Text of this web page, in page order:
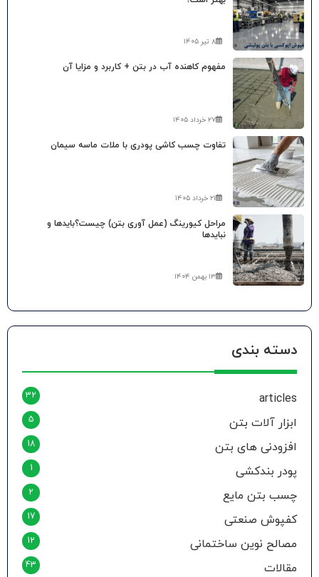
۸ تیر ۱۴۰۵
مفهوم کاهنده آب در بتن + کاربرد و مزایا آن
۲۷ خرداد ۱۴۰۵
تفاوت چسب کاشی پودری با ملات ماسه سیمان
۲۱ خرداد ۱۴۰۵
مراحل کیورینگ (عمل آوری بتن) چیست؟بایدها و
نبایدها
۱۳ بهمن ۱۴۰۴
دسته بندی
articles
32
ابزار آلات بتن 5
افزودنی های بتن 18
پودر بندکشی 1
چسب بتن مایع 2
کفپوش صنعتی 17
مصالح نوین ساختمانی 12
مقالات 43